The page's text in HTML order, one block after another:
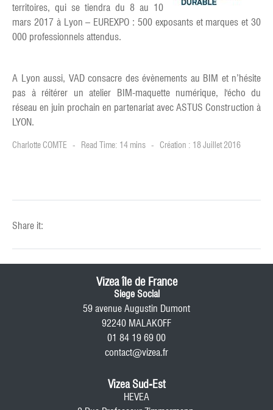
territoires, qui se tiendra du 8 au 10
mars 2017 à Lyon – EUREXPO : 500 exposants et marques et 30
000 professionnels attendus.
A Lyon aussi, VAD consacre des évènements au BIM et n’hésite
pas à réitérer un atelier BIM-maquette numérique, l'écho du
réseau en juin prochain en partenariat avec ASTUS Construction à
LYON.
Charlotte COMTE Read Time: 14 mins Création : 18 Juillet 2016
Share it:
Vizea île de France
Siege Social
59 avenue Augustin Dumont
92240 MALAKOFF
01 84 19 69 00
contact@vizea.fr
Vizea Sud-Est
HEVEA